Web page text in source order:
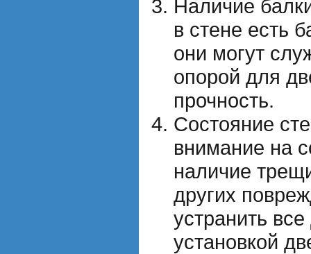
Наличие
в стене есть
они могут
опорой для
прочность.
Состояние
внимание на
наличие
других
устранить
установкой